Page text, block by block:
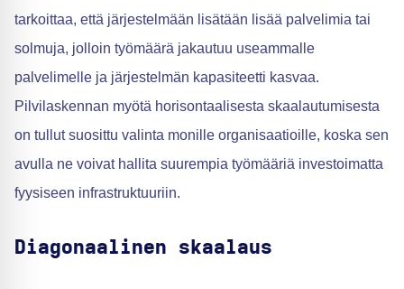
tarkoittaa, että järjestelmään lisätään lisää palvelimia tai
solmuja, jolloin työmäärä jakautuu useammalle
palvelimelle ja järjestelmän kapasiteetti kasvaa.
Pilvilaskennan myötä horisontaalisesta skaalautumisesta
on tullut suosittu valinta monille organisaatioille, koska sen
avulla ne voivat hallita suurempia työmääriä investoimatta
fyysiseen infrastruktuuriin.
Diagonaalinen skaalaus